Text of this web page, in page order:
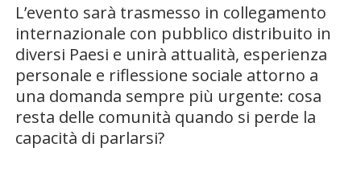
L’evento sarà trasmesso in collegamento
internazionale con pubblico distribuito in
diversi Paesi e unirà attualità, esperienza
personale e riflessione sociale attorno a
una domanda sempre più urgente: cosa
resta delle comunità quando si perde la
capacità di parlarsi?